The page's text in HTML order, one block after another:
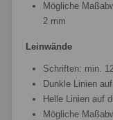
Mögliche
2 mm
Leinwände
Schriften: min.
Dunkle Linien
Helle Linien auf
Mögliche